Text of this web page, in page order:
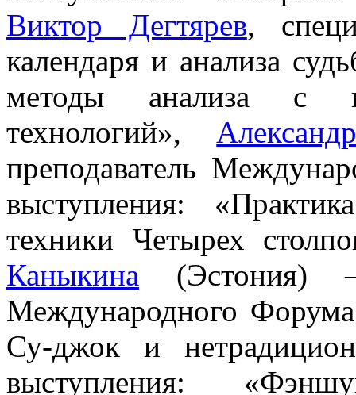
Виктор Дегтярев,
календаря и анализа
методы анализа с
технологий»,
преподаватель
выступления:
техники Четырех
Каныкина (Эстония) —
Международного
Су-джок и
выступления: